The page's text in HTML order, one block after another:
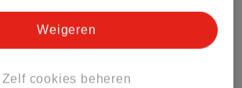
Zelf cookies beheren
Weigeren